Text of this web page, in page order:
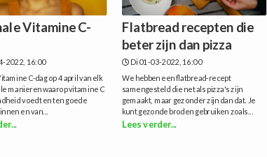
Vitamine C-
2022, 16:00
C-dag op 4 april van elk
manieren waarop vitamine C
voedt en ten goede
en van...
Flatbread recepten die
beter zijn dan pizza
Di 01-03-2022, 16:00
We hebben een flatbread-recept
samengesteld die net als pizza's zijn
gemaakt, maar gezonder zijn dan dat. Je
kunt gezonde broden gebruiken zoals...
Lees verder...